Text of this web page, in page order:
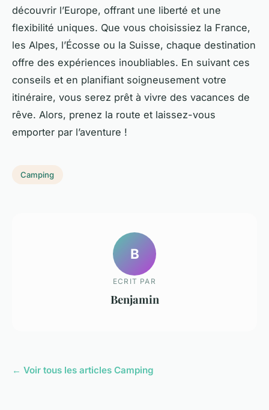
découvrir l’Europe, offrant une liberté et une
flexibilité uniques. Que vous choisissiez la France,
les Alpes, l’Écosse ou la Suisse, chaque destination
offre des expériences inoubliables. En suivant ces
conseils et en planifiant soigneusement votre
itinéraire, vous serez prêt à vivre des vacances de
rêve. Alors, prenez la route et laissez-vous
emporter par l’aventure !
Camping
B
ECRIT PAR
Benjamin
← Voir tous les articles Camping